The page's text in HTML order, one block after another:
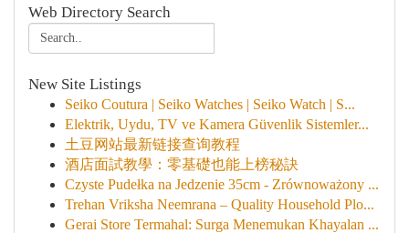
Web Directory Search
New Site Listings
Seiko Coutura | Seiko Watches | Seiko Watch | S...
Elektrik, Uydu, TV ve Kamera Güvenlik Sistemler...
土豆网站最新链接查询教程
酒店面試教學：零基礎也能上榜秘訣
Czyste Pudełka na Jedzenie 35cm - Zrównoważony ...
Trehan Vriksha Neemrana – Quality Household Plo...
Gerai Store Termahal: Surga Menemukan Khayalan ...